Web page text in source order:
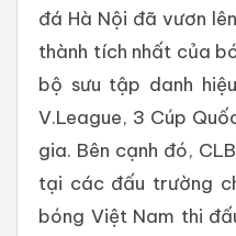
đá Hà Nội đã vươn
thành tích nhất của
bộ sưu tập danh
V.League, 3 Cúp
gia. Bên cạnh đó,
tại các đấu trường
bóng Việt Nam thi